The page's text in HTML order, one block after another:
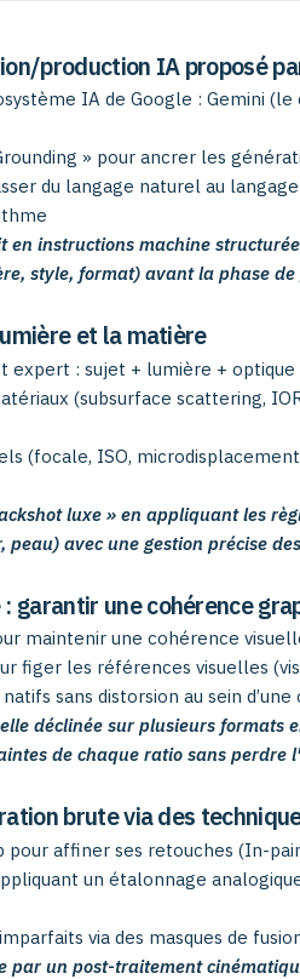
production IA proposé
IA de Google : Gemini (le
» pour ancrer les
du langage naturel au
instructions machine
style, format) avant la phase de
et la matière
: sujet + lumière + optique
(subsurface scattering,
(focale, ISO,
luxe » en appliquant les
avec une gestion précise
garantir une cohérence
maintenir une cohérence
figer les références visuelles
sans distorsion au sein d’une
déclinée sur plusieurs formats
de chaque ratio sans perdre
brute via des
affiner ses retouches (In-
un étalonnage
via des masques de
un post-traitement